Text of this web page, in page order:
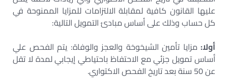
عليها القانون كافية لمقابلة الالتزامات للمزايا الممنوحة في
كل حساب وذلك على أساس مبادئ التمويل التالية:
أولا: مزايا تأمين الشيخوخة والعجز والوفاة: يتم الفحص علي
أساس تمويل جزئي مع الاحتفاظ باحتياطي إيجابي لمدة لا تقل
عن 50 سنة بعد تاريخ الفحص الاكتواري
.